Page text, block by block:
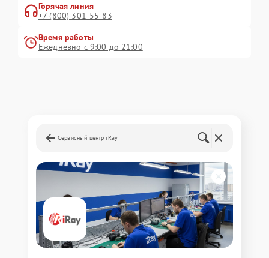
Горячая линия
+7 (800) 301-55-83
Время работы
Ежедневно с 9:00 до 21:00
Сервисный центр iRay